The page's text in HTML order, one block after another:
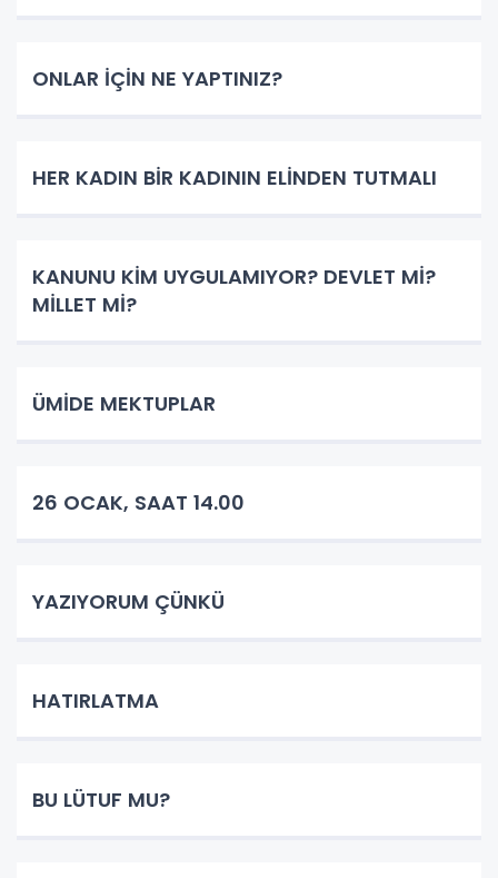
ONLAR İÇİN NE YAPTINIZ?
HER KADIN BİR KADININ ELİNDEN TUTMALI
KANUNU KİM UYGULAMIYOR? DEVLET Mİ?
MİLLET Mİ?
ÜMİDE MEKTUPLAR
26 OCAK, SAAT 14.00
YAZIYORUM ÇÜNKÜ
HATIRLATMA
BU LÜTUF MU?